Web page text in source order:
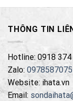
THÔNG TIN
Hotline: 0918
Zalo: 0978587075
Website: ihata.vn
Email: